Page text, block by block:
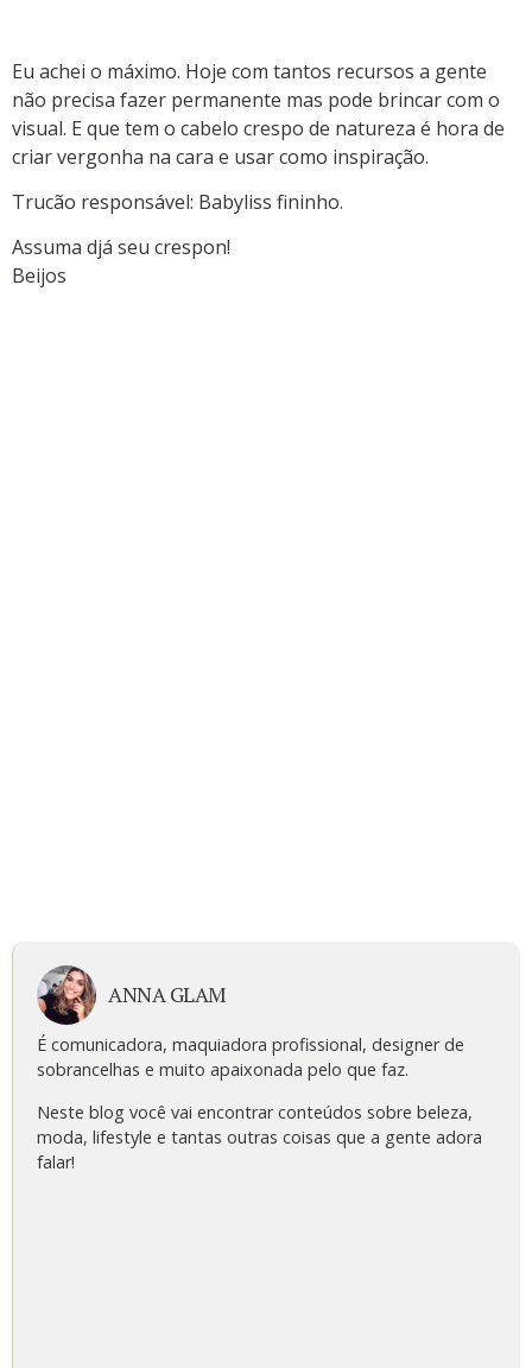
Eu achei o máximo. Hoje com tantos recursos a gente
não precisa fazer permanente mas pode brincar com o
visual. E que tem o cabelo crespo de natureza é hora de
criar vergonha na cara e usar como inspiração.
Trucão responsável: Babyliss fininho.
Assuma djá seu crespon!
Beijos
ANNA GLAM
É comunicadora, maquiadora profissional, designer de
sobrancelhas e muito apaixonada pelo que faz.
Neste blog você vai encontrar conteúdos sobre beleza,
moda, lifestyle e tantas outras coisas que a gente adora
falar!